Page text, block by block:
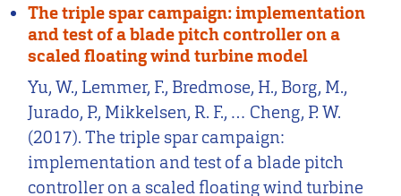
The triple spar campaign: implementation
and test of a blade pitch controller on a
scaled floating wind turbine model
Yu, W., Lemmer, F., Bredmose, H., Borg, M.,
Jurado, P., Mikkelsen, R. F., … Cheng, P. W.
(2017). The triple spar campaign:
implementation and test of a blade pitch
controller on a scaled floating wind turbine